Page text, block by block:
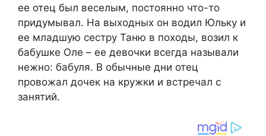
ее отец был веселым, постоянно что-то
придумывал. На выходных он водил Юльку и
ее младшую сестру Таню в походы, возил к
бабушке Оле – ее девочки всегда называли
нежно: бабуля. В обычные дни отец
провожал дочек на кружки и встречал с
занятий.